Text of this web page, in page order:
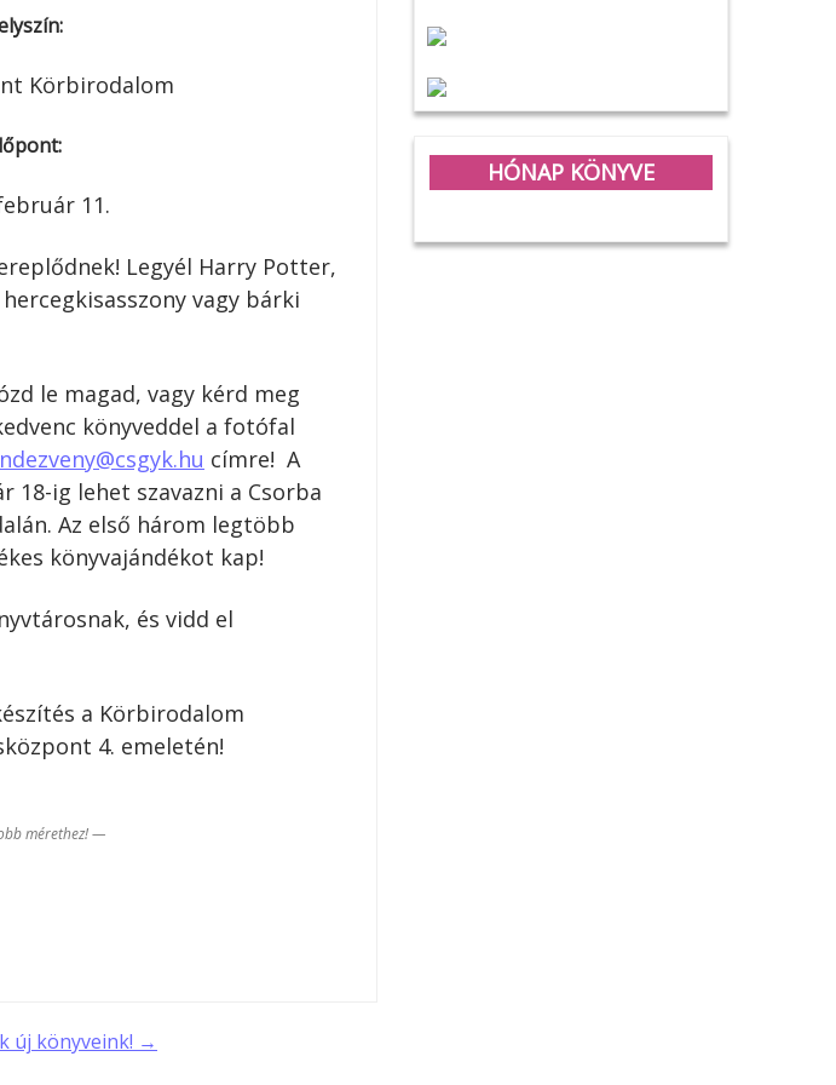
HÓNAP KÖNYVE
Körbirodalom
11.
Legyél Harry Potter,
vagy bárki
le magad, vagy kérd meg
könyveddel a fotófal
címre! A
18-ig lehet szavazni a Csorba
Az első három legtöbb
könyvajándékot kap!
és vidd el
a Körbirodalom
4. emeletén!
mérethez! —
új könyveink! →